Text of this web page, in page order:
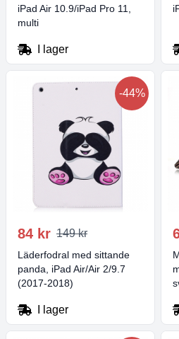
iPad Air 10.9/iPad Pro 11,
multi
I lager
-44%
84 kr 149 kr
Läderfodral med sittande
panda, iPad Air/Air 2/9.7
(2017-2018)
I lager